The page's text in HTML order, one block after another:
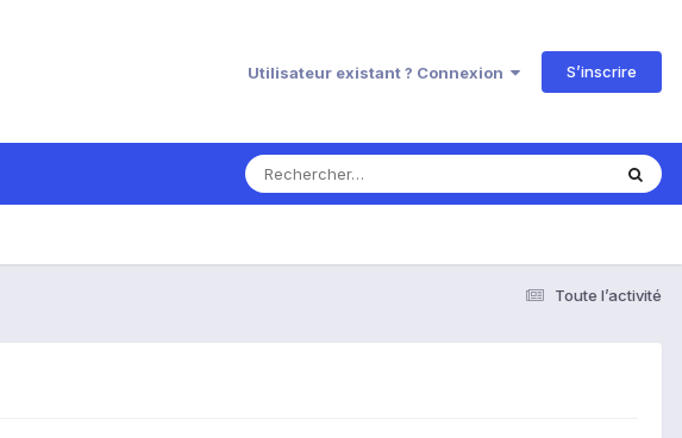
Utilisateur existant ? Connexion S’inscrire
Toute l’activité